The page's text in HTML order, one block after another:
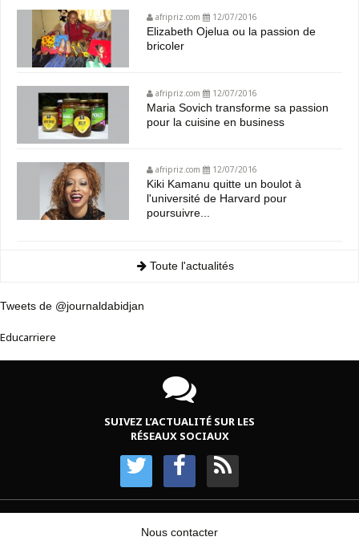
afripriz.com 12/07/2016
Elizabeth Ojelua ou la passion de
bricoler
afripriz.com 12/07/2016
Maria Sovich transforme sa passion
pour la cuisine en business
afripriz.com 12/07/2016
Kiki Kamanu quitte un boulot à
l'université de Harvard pour
poursuivre...
Toute l'actualités
Tweets de @journaldabidjan
Educarriere
SUIVEZ L’ACTUALITÉ SUR LES
RÉSEAUX SOCIAUX
Nous contacter